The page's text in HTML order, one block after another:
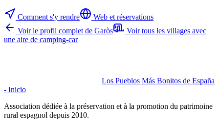
Comment s'y rendre
Web et réservations
Voir le profil complet de Garòs
Voir tous les villages avec
une aire de camping-car
Los Pueblos Más Bonitos de España
- Inicio
Association dédiée à la préservation et à la promotion du patrimoine
rural espagnol depuis 2010.